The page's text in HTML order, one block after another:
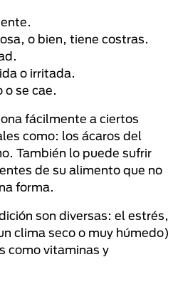
o bien, tiene costras.
o irritada.
o se cae.
fácilmente a ciertos
como: los ácaros del
También lo puede sufrir
de su alimento que no
forma.
son diversas: el estrés,
clima seco o muy húmedo)
como vitaminas y